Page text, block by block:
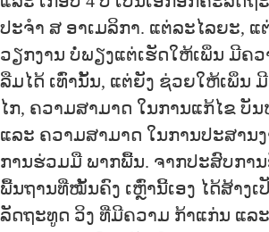
ປະຈຳ ສ ອາເມລິກາ. ແຕ່ລະໄລຍະ, ແ
ວຽກງານ ບໍ່ພຽງແຕ່ເຮັດໃຫ້ເພິ່ນ ມີຄ
ລືມໄດ້ ເທົ່ານັ້ນ, ແຕ່ຍັງ ຊ່ວຍໃຫ້ເພິ່ນ
ໄກ, ຄວາມສາມາດ ໃນການແກ້ໄຂ ບັ
ແລະ ຄວາມສາມາດ ໃນການປະສານ
ການຮ່ວມມື ພາກພື້ນ. ຈາກປະສົບກາ
ພື້ນຖານທີ່ໝັ້ນຄົງ ເຫຼົ່ານີ້ເອງ ໄດ້ສ້າງເ
ລັດຖະທູດ ວິງ ທີ່ມີຄວາມ ກ້າແກ່ນ ແລ